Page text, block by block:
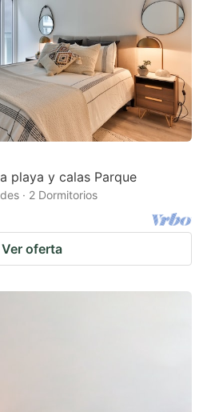
playa y calas Parque
· 2 Dormitorios
Ver oferta